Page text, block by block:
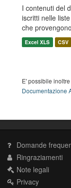
I contenuti del
iscritti nelle
che
Excel XLS CSV
E' possibile
Documentazione
Domande
Ringraziamenti
Note legali
Privacy